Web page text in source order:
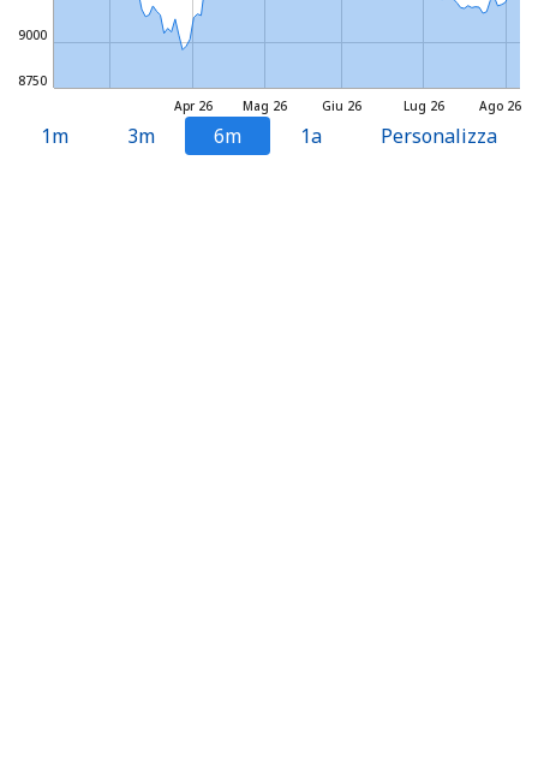
Mag 26 Lug 26
Apr 26 Giu 26 Ago 26
8750
9000
1m 3m 6m 1a Personalizza